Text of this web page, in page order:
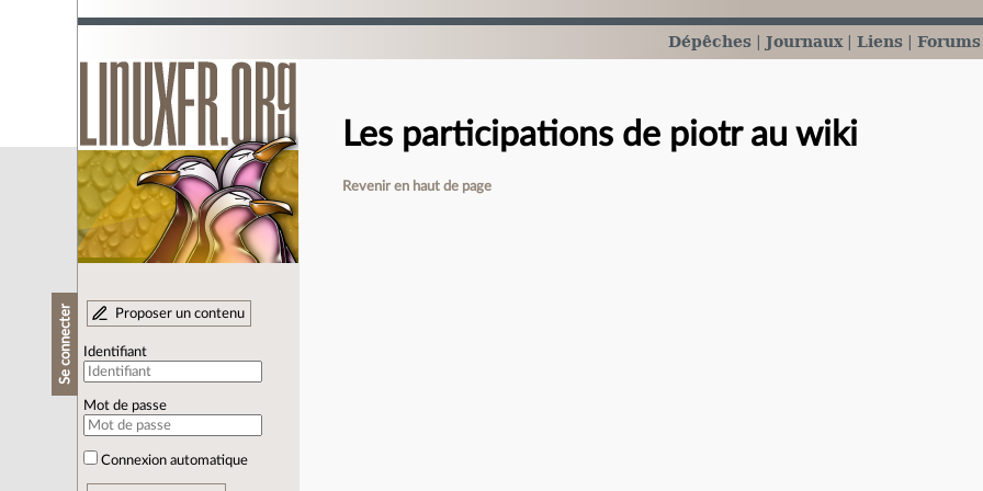
Dépêches Journaux Liens Forums
Se connecter Proposer un contenu
Identifiant
Mot de passe
Connexion automatique
Les participations de piotr au wiki
Revenir en haut de page